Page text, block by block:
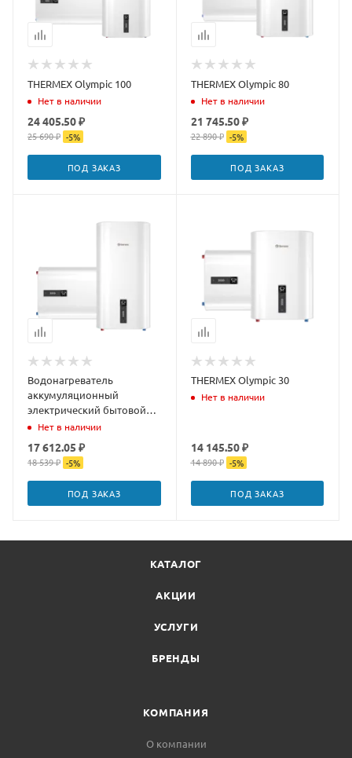
THERMEX Olympic 100
Нет в наличии
24 405.50 ₽
25 690 ₽ -5%
ПОД ЗАКАЗ
THERMEX Olympic 80
Нет в наличии
21 745.50 ₽
22 890 ₽ -5%
ПОД ЗАКАЗ
Водонагреватель
аккумуляционный
электрический бытовой
THERMEX Olympic 50
Нет в наличии
17 612.05 ₽
18 539 ₽ -5%
ПОД ЗАКАЗ
THERMEX Olympic 30
Нет в наличии
14 145.50 ₽
14 890 ₽ -5%
ПОД ЗАКАЗ
КАТАЛОГ
АКЦИИ
УСЛУГИ
БРЕНДЫ
КОМПАНИЯ
О компании